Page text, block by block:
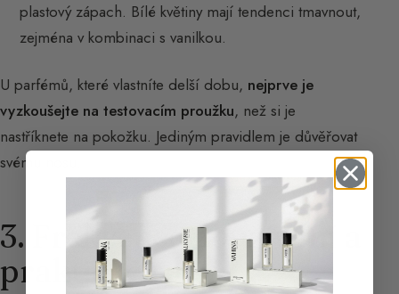
plastový zápach. Bílé květiny mají tendenci tmavnout,
zejména v kombinaci s vanilkou.
U parfémů, které vlastníte delší dobu, nejprve je
vyzkoušejte na testovacím proužku, než si je
nastříknete na pokožku. Jediným pravidlem je důvěřovat
svému nosu.
3. Frekvence používání a
praktické rady